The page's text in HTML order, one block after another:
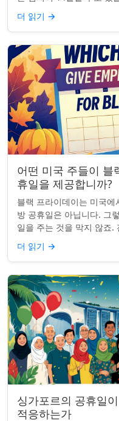
는 걸까요? 왜 일부 ...
더 읽기 →
어떤 미국 주들이 블
휴일을 제공합니까?
블랙 프라이데이는 미국
방 공휴일은 아닙니다. 그
일을 주는 것을 막지 않죠.
수감사절을 연장하는 것과
더 읽기 →
싱가포르의 공휴일
적응하는가